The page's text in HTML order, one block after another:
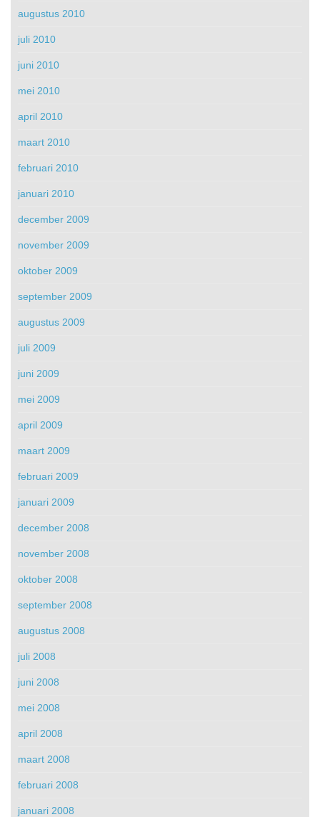
augustus 2010
juli 2010
juni 2010
mei 2010
april 2010
maart 2010
februari 2010
januari 2010
december 2009
november 2009
oktober 2009
september 2009
augustus 2009
juli 2009
juni 2009
mei 2009
april 2009
maart 2009
februari 2009
januari 2009
december 2008
november 2008
oktober 2008
september 2008
augustus 2008
juli 2008
juni 2008
mei 2008
april 2008
maart 2008
februari 2008
januari 2008